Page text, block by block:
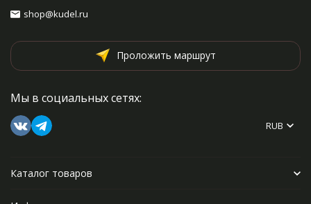
shop@kudel.ru
Проложить маршрут
Мы в социальных сетях:
RUB
Каталог товаров